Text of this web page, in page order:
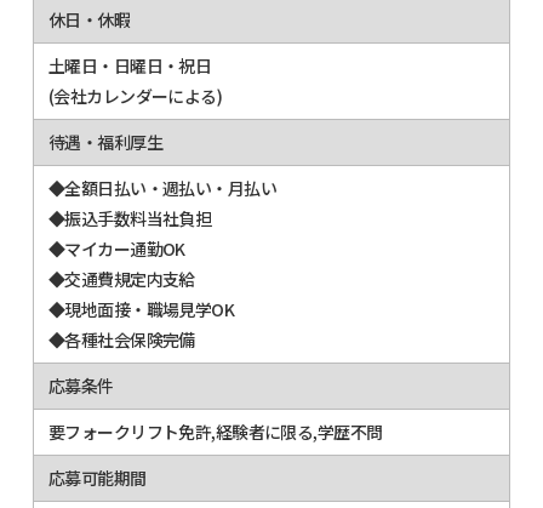
休日・休暇
土曜日・日曜日・祝日
(会社カレンダーによる)
待遇・福利厚生
◆全額日払い・週払い・月払い
◆振込手数料当社負担
◆マイカー通勤OK
◆交通費規定内支給
◆現地面接・職場見学OK
◆各種社会保険完備
応募条件
要フォークリフト免許,経験者に限る,学歴不問
応募可能期間